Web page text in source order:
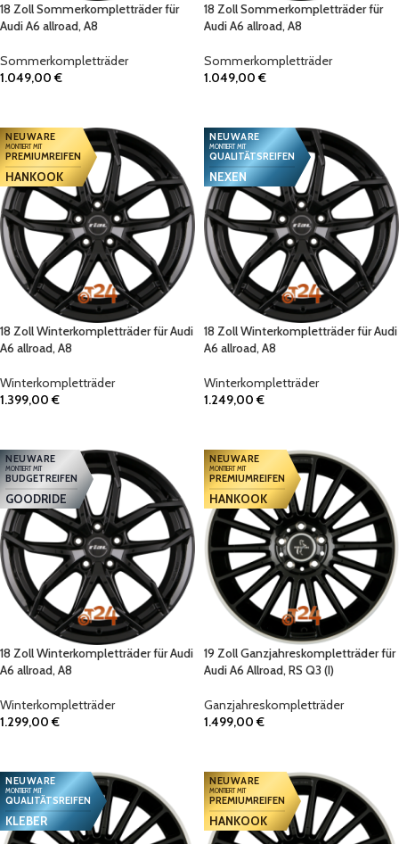
18 Zoll Sommerkompletträder für
Audi A6 allroad, A8
Sommerkompletträder
1.049,00€
18 Zoll Sommerkompletträder für
Audi A6 allroad, A8
Sommerkompletträder
1.049,00€
NEUWARE
MONTIERT MIT
PREMIUMREIFEN
HANKOOK
18 Zoll Winterkompletträder für Audi
A6 allroad, A8
Winterkompletträder
1.399,00€
NEUWARE
MONTIERT MIT
QUALITÄTSREIFEN
NEXEN
18 Zoll Winterkompletträder für Audi
A6 allroad, A8
Winterkompletträder
1.249,00€
NEUWARE
MONTIERT MIT
BUDGETREIFEN
GOODRIDE
18 Zoll Winterkompletträder für Audi
A6 allroad, A8
Winterkompletträder
1.299,00€
NEUWARE
MONTIERT MIT
PREMIUMREIFEN
HANKOOK
19 Zoll Ganzjahreskompletträder für
Audi A6 Allroad, RS Q3 (I)
Ganzjahreskompletträder
1.499,00€
NEUWARE
MONTIERT MIT
QUALITÄTSREIFEN
KLEBER
NEUWARE
MONTIERT MIT
PREMIUMREIFEN
HANKOOK